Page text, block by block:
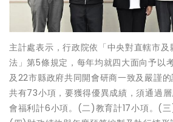
主計處表示，行政院依「中央對直轄市
法」第5條規定，每年均就四大面向予以
及22市縣政府共同開會研商一致及嚴謹的
共有73小項，要獲得優異成績，須通過
會福利計6小項。(二)教育計17小項。(三